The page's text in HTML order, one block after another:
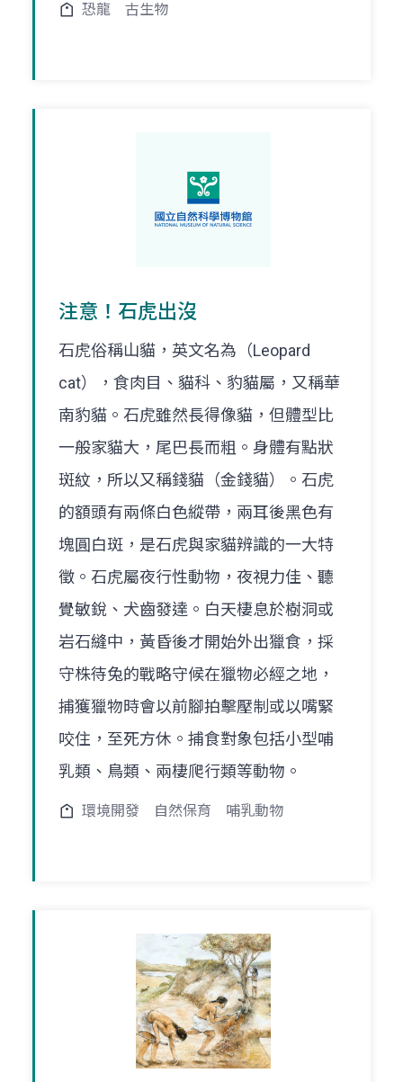
恐龍 古生物
注意！石虎出沒
石虎俗稱山貓，英文名為（Leopard
cat），食肉目、貓科、豹貓屬，又稱華
南豹貓。石虎雖然長得像貓，但體型比
一般家貓大，尾巴長而粗。身體有點狀
斑紋，所以又稱錢貓（金錢貓）。石虎
的額頭有兩條白色縱帶，兩耳後黑色有
塊圓白斑，是石虎與家貓辨識的一大特
徵。石虎屬夜行性動物，夜視力佳、聽
覺敏銳、犬齒發達。白天棲息於樹洞或
岩石縫中，黃昏後才開始外出獵食，採
守株待兔的戰略守候在獵物必經之地，
捕獲獵物時會以前腳拍擊壓制或以嘴緊
咬住，至死方休。捕食對象包括小型哺
乳類、鳥類、兩棲爬行類等動物。
環境開發 自然保育 哺乳動物